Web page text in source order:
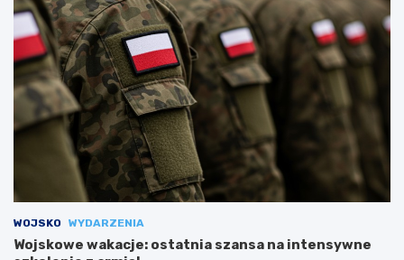
WOJSKO WYDARZENIA
Wojskowe wakacje: ostatnia szansa na intensywne